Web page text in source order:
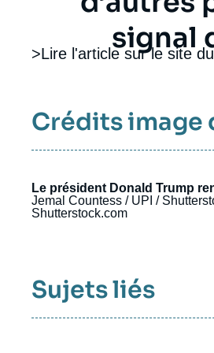
signal
>Lire l'article sur le site du
Crédits image
Le président Donald Trump
Jemal Countess / UPI /
Shutterstock.com
Sujets liés